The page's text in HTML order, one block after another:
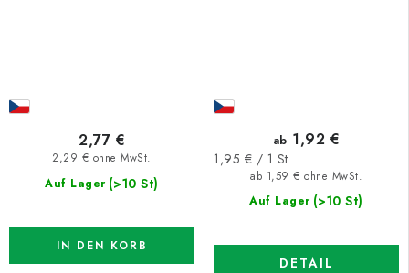
Auf Lager (>10 St)
2,29 € ohne MwSt.
2,77 €
IN DEN KORB
Auf Lager (>10 St)
ab 1,59 € ohne MwSt.
ab 1,92 €
Verkaufspreis:
1,95 € / 1 St
DETAIL